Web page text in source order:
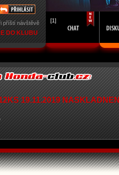
příští návštěvě
DO KLUBU
[1]
19.11.2019 NASKLADNEN